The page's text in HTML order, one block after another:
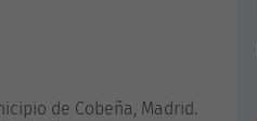
de Cobeña, Madrid.